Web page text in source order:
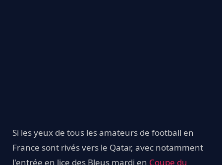
Si les yeux de tous les amateurs de football en
France sont rivés vers le Qatar, avec notamment
l'entrée en lice des Bleus mardi en Coupe du